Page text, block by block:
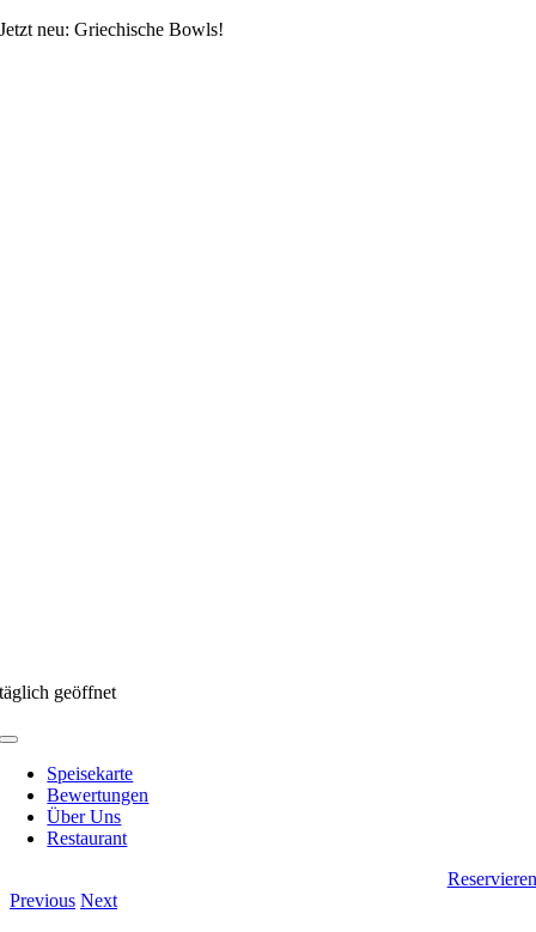
Skip
Jetzt neu: Griechische Bowls!
täglich geöffnet
Toggle
NavigationSpeisekarte
Bewertungen
Über Uns
Restaurant
Reservieren
Previous Next